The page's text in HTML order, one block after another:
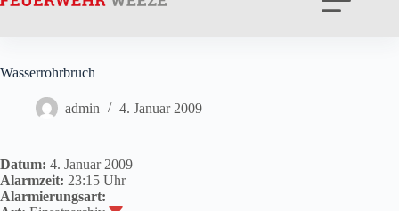
Wasserrohrbruch
admin 4. Januar 2009
Datum: 4. Januar 2009
Alarmzeit: 23:15 Uhr
Alarmierungsart: